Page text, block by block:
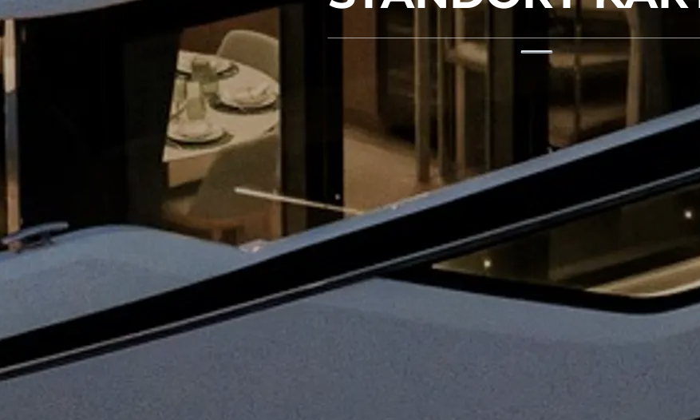
Information
Standort Karte
Kontakt
Cookies
Rechtliches
DATENSCHUTZRICHTLINIE
ERKLÄRUNG ZUR
MODERNEN SKLAVEREI
ALLGEMEINE
GESCHÄFTSBEDINGUNGEN
Die